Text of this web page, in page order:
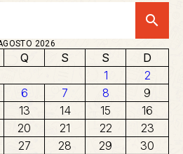
search
2026
Q S S
D
1
2
6 7 8
9
13 14 15
16
20 21 22
23
27 28 29
30